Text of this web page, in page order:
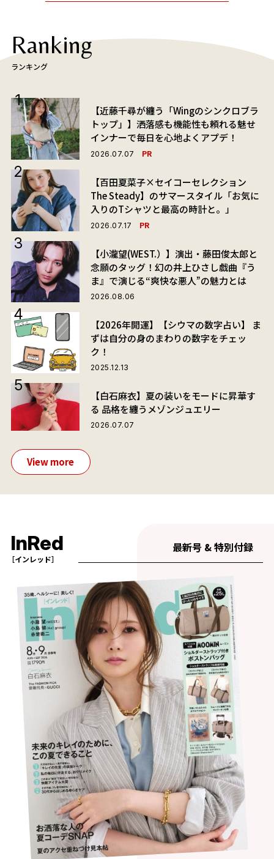
Ranking
ランキング
【近藤千尋が纏う「Wingのシンクロブラ
トップ」】洒落感も機能性も頼れる魅せ
インナーで毎日を心地よくアプデ！
2026.07.07 PR
【百田夏菜子×セイコーセレクション
The Steady】のサマースタイル「お気に
入りのTシャツと最高の時計と。」
2026.07.17 PR
【小瀧望(WEST.）】演出・藤田俊太郎と
念願のタッグ！幻の井上ひさし戯曲『う
ま』で演じる“爽快な悪人”の魅力とは
2026.08.06
【2026年開運】【シウマの数字占い】 ま
ずは自分の身のまわりの数字をチェッ
ク！
2025.12.13
【白石麻衣】夏の装いをモードに昇華す
る 品格を纏うメゾンジュエリー
2026.07.07
View more
InRed
［インレッド］
最新号 & 特別付録